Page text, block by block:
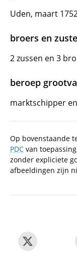
Uden, maart
broers en
2 zussen en 3
beroep
marktschipper
Op bovenstaande
PDC van
zonder expliciete
afbeeldingen zijn